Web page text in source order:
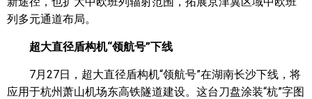
列多元通道布局。
超大直径盾构机“领航号”下线
7月27日，超大直径盾构机“领航号”在湖南长沙下线，将
应用于杭州萧山机场东高铁隧道建设。这台刀盘涂装“杭”字图